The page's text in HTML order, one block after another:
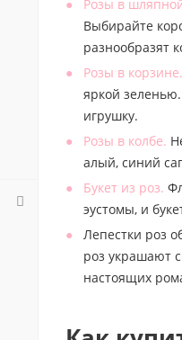
Розы в
Выбирайте
разнообразят
Розы в корзине.
яркой
игрушку.
Розы в колбе.
алый, синий
Букет из роз.
эустомы, и
Лепестки роз
роз украшают
настоящих